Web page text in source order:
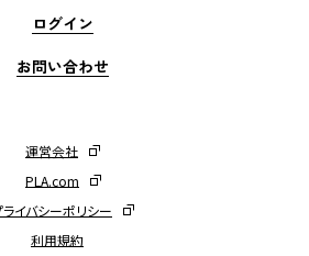
ログイン
お問い合わせ
運営会社
PLA.com
ライバシーポリシー
利用規約